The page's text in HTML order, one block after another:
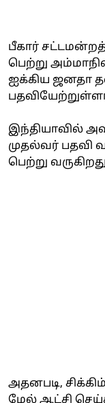
பீகார்
பெற்று
ஐக்கிய ஜனதா
இந்தியாவில்
முதல்வர் பதவி
பெற்று
அதனபடி,
மேல் ஆட்சி